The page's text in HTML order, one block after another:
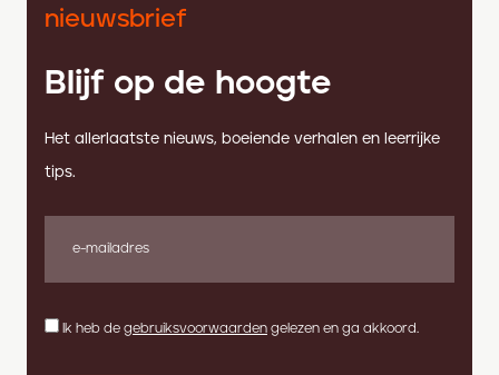
nieuwsbrief
Blijf op de hoogte
Het allerlaatste nieuws, boeiende verhalen en leerrijke
tips.
Ik heb de gebruiksvoorwaarden gelezen en ga akkoord.